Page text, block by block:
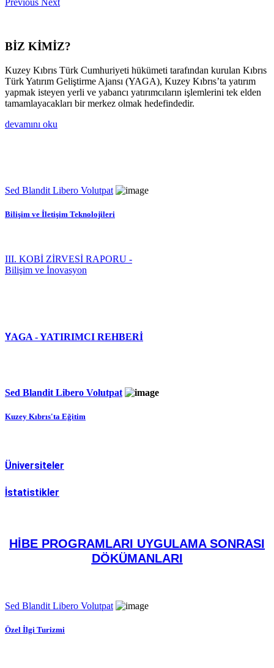
BİZ KİMİZ?
Kuzey Kıbrıs Türk Cumhuriyeti hükümeti tarafından kurulan Kıbrıs
Türk Yatırım Geliştirme Ajansı (YAGA), Kuzey Kıbrıs’ta yatırım
yapmak isteyen yerli ve yabancı yatırımcıların işlemlerini tek elden
tamamlayacakları bir merkez olmak hedefindedir.
devamını oku
Sed Blandit Libero Volutpat
Bilişim ve İletişim Teknolojileri
III. KOBİ ZİRVESİ RAPORU -
Bilişim ve İnovasyon
YAGA - YATIRIMCI REHBERİ
Sed Blandit Libero Volutpat
Kuzey Kıbrıs'ta Eğitim
Üniversiteler
İstatistikler
HİBE PROGRAMLARI UYGULAMA SONRASI
DÖKÜMANLARI
Sed Blandit Libero Volutpat
Özel İlgi Turizmi